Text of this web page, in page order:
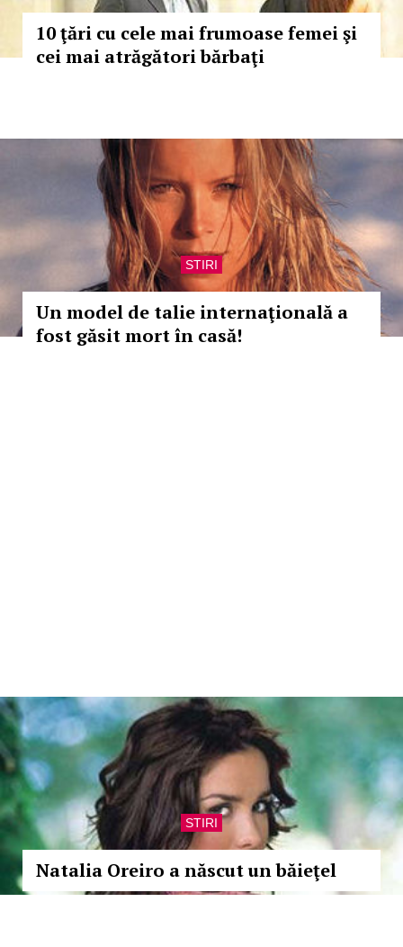
10 ţări cu cele mai frumoase femei şi
cei mai atrăgători bărbaţi
STIRI
Un model de talie internaţională a
fost găsit mort în casă!
STIRI
Natalia Oreiro a născut un băieţel